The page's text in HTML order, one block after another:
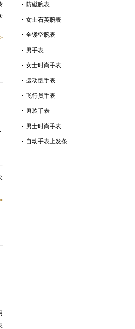
防磁腕表
女士石英腕表
全镂空腕表
男手表
女士时尚手表
运动型手表
飞行员手表
男装手表
男士时尚手表
自动手表上发条